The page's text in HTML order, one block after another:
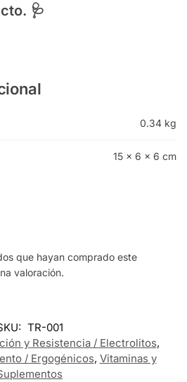
🩺
0.34 kg
15 × 6 × 6 cm
que hayan comprado este
valoración.
TR-001
y Resistencia / Electrolitos,
/ Ergogénicos, Vitaminas y